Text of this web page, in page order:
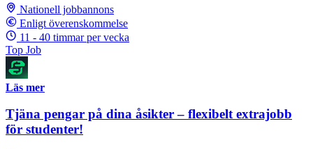
Nationell jobbannons
Enligt överenskommelse
11 - 40 timmar per vecka
Top Job
Läs mer
Tjäna pengar på dina åsikter – flexibelt extrajobb
för studenter!